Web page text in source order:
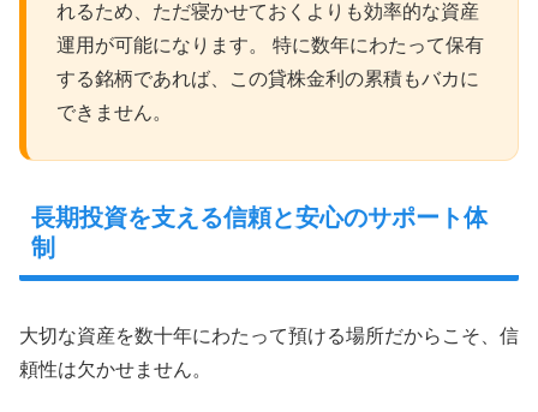
れるため、ただ寝かせておくよりも効率的な資産
運用が可能になります。 特に数年にわたって保有
する銘柄であれば、この貸株金利の累積もバカに
できません。
長期投資を支える信頼と安心のサポート体
制
大切な資産を数十年にわたって預ける場所だからこそ、信
頼性は欠かせません。